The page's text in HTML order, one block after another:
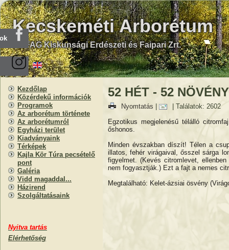
Kecskeméti Arborétum
KEFAG Kiskunsági Erdészeti és Faipari Zrt.
Kezdőlap
Közérdekű információk
Programok
Az arborétum története
Az arborétumról
Egyházi terület
Kiadványaink
Térképek
Kajla Kör Túra pecsételő
pont
Galéria
Vidd magaddal...
Házirend
Szolgáltatásaink
Nyitva tartás
Elérhetőség
52 HÉT - 52
Nyomtatás
| Találatok: 2602
Egzotikus megjelenésű télálló
őshonos.
Minden évszakban díszít! Télen a
illatos, fehér virágaival, ősszel sárga
figyelmet. (Kevés citromlevet,
nem fogyasztják.) Ezt a fajt a nemes
Megtalálható: Kelet-ázsiai ösvény